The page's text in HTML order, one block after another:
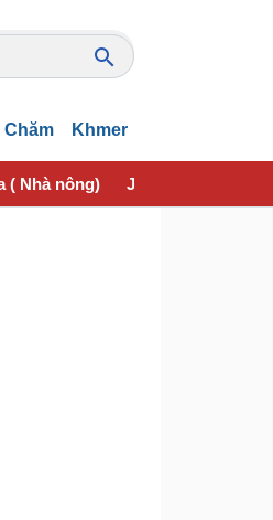
Chăm Khmer
( Nhà nông) Jơhngơ̆m pran